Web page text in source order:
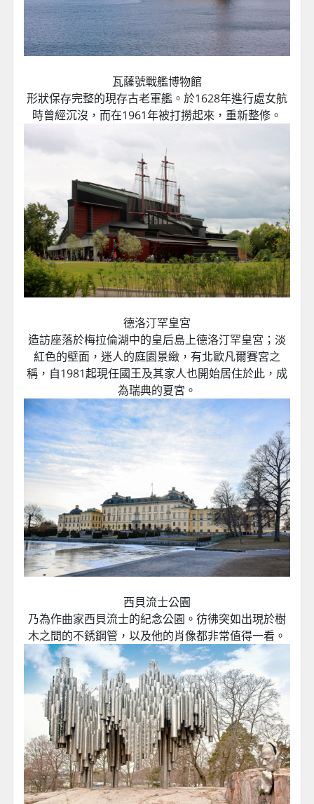
瓦薩號戰艦博物館
形狀保存完整的現存古老軍艦。於1628年進行處女航
時曾經沉沒，而在1961年被打撈起來，重新整修。
德洛汀罕皇宮
造訪座落於梅拉倫湖中的皇后島上德洛汀罕皇宮；淡
紅色的壁面，迷人的庭園景緻，有北歐凡爾賽宮之
稱，自1981起現任國王及其家人也開始居住於此，成
為瑞典的夏宮。
西貝流士公園
乃為作曲家西貝流士的紀念公園。彷彿突如出現於樹
木之間的不銹鋼管，以及他的肖像都非常值得一看。